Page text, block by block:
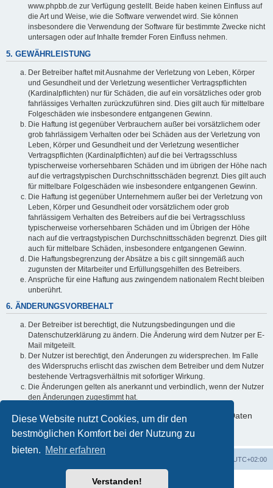
Diese Website nutzt Cookies, um dir den
bestmöglichen Komfort bei der Nutzung zu
bieten. Mehr erfahren
Verstanden!
www.phpbb.de zur Verfügung gestellt. Beide haben keinen Einfluss auf
die Art und Weise, wie die Software verwendet wird. Sie können
insbesondere die Verwendung der Software für bestimmte Zwecke nicht
untersagen oder auf Inhalte fremder Foren Einfluss nehmen.
5. GEWÄHRLEISTUNG
Der Betreiber haftet mit Ausnahme der Verletzung von Leben, Körper
und Gesundheit und der Verletzung wesentlicher Vertragspflichten
(Kardinalpflichten) nur für Schäden, die auf ein vorsätzliches oder grob
fahrlässiges Verhalten zurückzuführen sind. Dies gilt auch für mittelbare
Folgeschäden wie insbesondere entgangenen Gewinn.
Die Haftung ist gegenüber Verbrauchern außer bei vorsätzlichem oder
grob fahrlässigem Verhalten oder bei Schäden aus der Verletzung von
Leben, Körper und Gesundheit und der Verletzung wesentlicher
Vertragspflichten (Kardinalpflichten) auf die bei Vertragsschluss
typischerweise vorhersehbaren Schäden und im übrigen der Höhe nach
auf die vertragstypischen Durchschnittsschäden begrenzt. Dies gilt auch
für mittelbare Folgeschäden wie insbesondere entgangenen Gewinn.
Die Haftung ist gegenüber Unternehmern außer bei der Verletzung von
Leben, Körper und Gesundheit oder vorsätzlichem oder grob
fahrlässigem Verhalten des Betreibers auf die bei Vertragsschluss
typischerweise vorhersehbaren Schäden und im Übrigen der Höhe
nach auf die vertragstypischen Durchschnittsschäden begrenzt. Dies gilt
auch für mittelbare Schäden, insbesondere entgangenen Gewinn.
Die Haftungsbegrenzung der Absätze a bis c gilt sinngemäß auch
zugunsten der Mitarbeiter und Erfüllungsgehilfen des Betreibers.
Ansprüche für eine Haftung aus zwingendem nationalem Recht bleiben
unberührt.
6. ÄNDERUNGSVORBEHALT
Der Betreiber ist berechtigt, die Nutzungsbedingungen und die
Datenschutzerklärung zu ändern. Die Änderung wird dem Nutzer per E-
Mail mitgeteilt.
Der Nutzer ist berechtigt, den Änderungen zu widersprechen. Im Falle
des Widerspruchs erlischt das zwischen dem Betreiber und dem Nutzer
bestehende Vertragsverhältnis mit sofortiger Wirkung.
Die Änderungen gelten als anerkannt und verbindlich, wenn der Nutzer
den Änderungen zugestimmt hat.
Informationen über den Umgang mit deinen persönlichen Daten
sind in der Datenschutzerklärung enthalten.
UTC+02:00
Powered byphpBB® Forum Software © phpBB Limited